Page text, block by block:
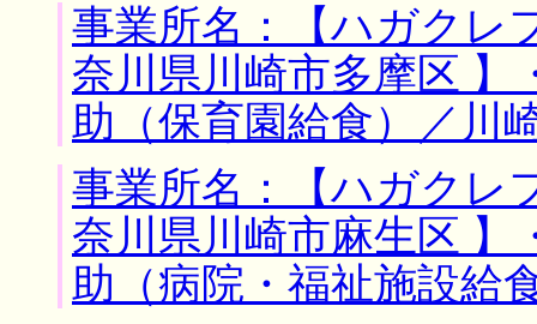
事業所名：【ハガクレ
奈川県川崎市多摩区 】
助（保育園給食）／川
事業所名：【ハガクレ
奈川県川崎市麻生区 】
助（病院・福祉施設給